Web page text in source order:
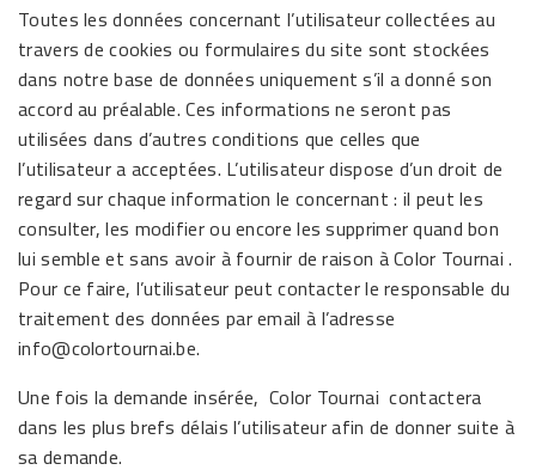
Toutes les données concernant l’utilisateur collectées au
travers de cookies ou formulaires du site sont stockées
dans notre base de données uniquement s’il a donné son
accord au préalable. Ces informations ne seront pas
utilisées dans d’autres conditions que celles que
l’utilisateur a acceptées. L’utilisateur dispose d’un droit de
regard sur chaque information le concernant : il peut les
consulter, les modifier ou encore les supprimer quand bon
lui semble et sans avoir à fournir de raison à Color Tournai .
Pour ce faire, l’utilisateur peut contacter le responsable du
traitement des données par email à l’adresse
info@colortournai.be.
Une fois la demande insérée, Color Tournai contactera
dans les plus brefs délais l’utilisateur afin de donner suite à
sa demande.